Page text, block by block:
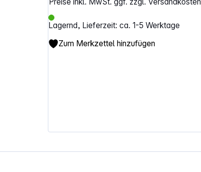
Lagernd, Lieferzeit: ca. 1-5 Werktage
Zum Merkzettel hinzufügen